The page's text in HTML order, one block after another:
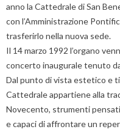
anno la Cattedrale di San
con l’Amministrazione
trasferirlo nella nuova sede.
Il 14 marzo 1992 l’organo
concerto inaugurale tenuto
Dal punto di vista estetico e
Cattedrale appartiene alla
Novecento, strumenti
e capaci di affrontare un